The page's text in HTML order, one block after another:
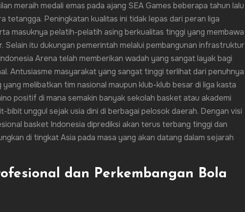
meraih medali emas pada ajang SEA Games beberapa tahun lalu
tetangga. Peningkatan kualitas ini tidak lepas dari peran liga
masuknya pelatih-pelatih asing berkualitas tinggi yang membawa
Selain itu dukungan pemerintah melalui pembangunan infrastruktur
Arena telah memberikan wadah yang sangat layak bagi
Antusiasme masyarakat yang sangat tinggi terlihat dari penuhnya
melibatkan tim nasional maupun klub-klub besar di liga kasta
positif di mana semakin banyak sekolah basket atau akademi
bibit unggul sejak usia dini di berbagai pelosok daerah. Dengan visi
basket Indonesia diprediksi akan terus terbang tinggi dan
di tingkat Asia pada masa yang akan datang dalam sejarah
dan Perkembangan Bola